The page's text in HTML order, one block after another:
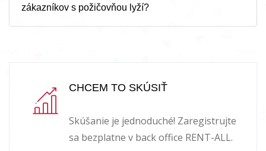
zákazníkov s požičovňou lyží?
CHCEM TO SKÚSIŤ
Skúšanie je jednoduché! Zaregistrujte
sa bezplatne v back office RENT-ALL.